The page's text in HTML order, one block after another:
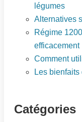
légumes
Alternatives
Régime
efficacement
Comment
Les
Catégories